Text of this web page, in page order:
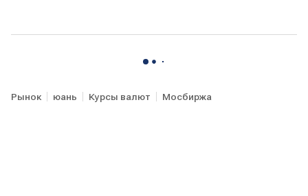
Рынок юань Курсы валют Мосбиржа